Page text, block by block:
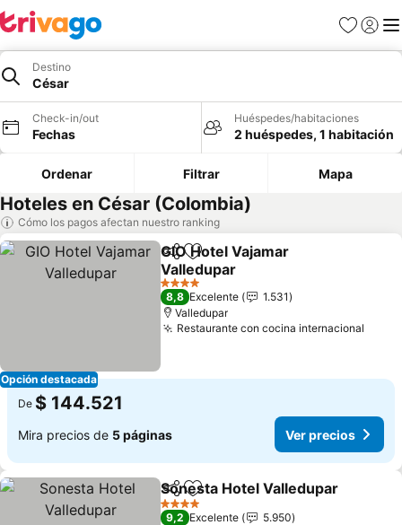
Favoritos
Iniciar
Destino
César
Check-in/out
Fechas
Huéspedes/habitaciones
2 huéspedes, 1 habitación
Ordenar Filtrar Mapa
Hoteles en César (Colombia)
Cómo los pagos afectan nuestro ranking
Opción destacada
CompartirAgregar a favoritos
GIO Hotel Vajamar
Valledupar
Ver precios
4 Estrellas
8,8 Excelente
1.531
Valledupar
Restaurante con cocina internacional
De $ 144.521
Mira precios de 5 páginas Ver precios
CompartirAgregar a favoritos
Sonesta Hotel Valledupar
4 Estrellas
9,2 Excelente
5.950